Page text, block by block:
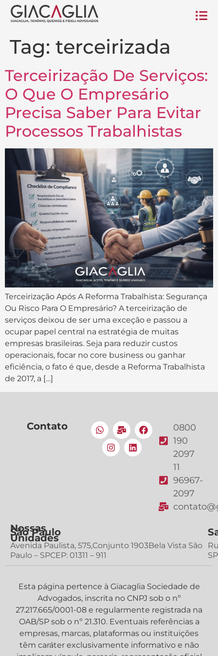
Tag: terceirizada
Terceirização De Serviços:
O Que O Empresário
Precisa Saber Para Evitar
Processos Trabalhistas
Terceirização Após A Reforma Trabalhista: Segurança
Ou Risco Para O Empresário? A terceirização de
serviços deixou de ser uma exceção e passou a
ocupar papel central na estratégia de muitas
empresas brasileiras. Seja para reduzir custos
operacionais, focar no core business ou ganhar
eficiência, o fato é que, desde a Reforma Trabalhista
de 2017, a […]
Contato
0800
190
2097
11
96967-
2097
Nossas
Unidades
São Paulo
Avenida Paulista, 575,Conjunto 1903Bela Vista São
Paulo – SPCEP: 01311 – 911
Esta página pertence à Giacaglia Sociedade de
Advogados, inscrita no CNPJ sob o nº
27.217.665/0001-08 e regularmente registrada na
OAB/SP sob o nº 21.310. Eventuais referências a
empresas, marcas, plataformas ou instituições
têm caráter exclusivamente informativo e não